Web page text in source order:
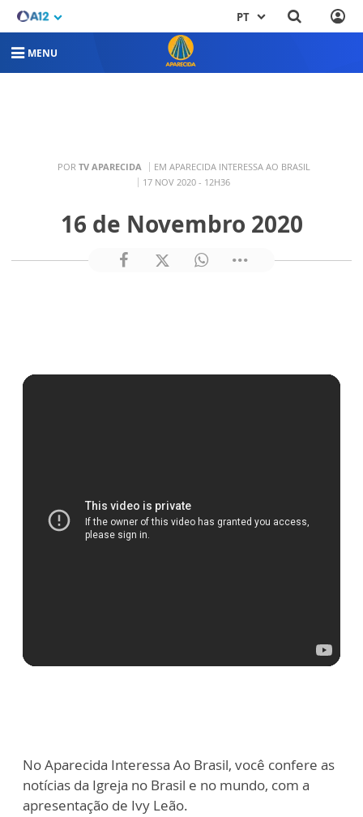
PT
MENU
POR TV APARECIDA
EM APARECIDA INTERESSA AO BRASIL
17 NOV 2020 - 12H36
16 de Novembro 2020
No Aparecida Interessa Ao Brasil, você confere as
notícias da Igreja no Brasil e no mundo, com a
apresentação de Ivy Leão.